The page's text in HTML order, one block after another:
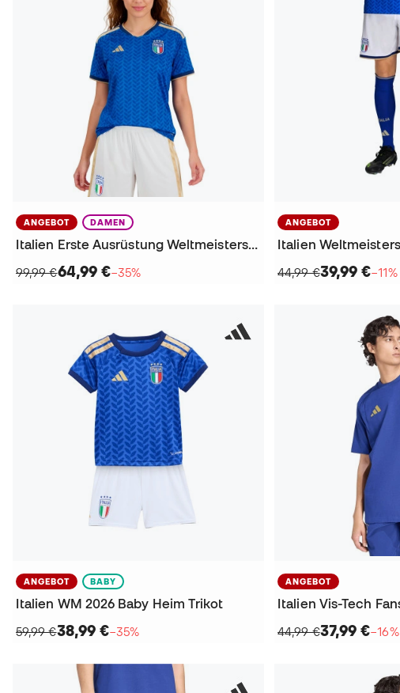
ANGEBOT DAMEN
Italien Erste Ausrüstung Weltmeisterschaft 2026 Frauen Trikot
99,99 €64,99 €−35%
ANGEBOT
44,99 €39,99 €−11%
ANGEBOT BABY
Italien WM 2026 Baby Heim Trikot
59,99 €38,99 €−35%
ANGEBOT
44,99 €37,99 €−16%